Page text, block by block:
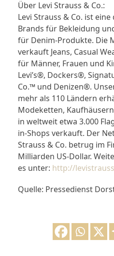
Über Levi Strauss & Co.:
Levi Strauss & Co. ist
Brands für Bekleidung
für Denim-Produkte. Die
verkauft Jeans, Casual
für Männer, Frauen und
Levi’s®, Dockers®,
Co.™ und Denizen®.
mehr als 110 Ländern
Modeketten,
in weltweit etwa 3.000
in-Shops verkauft. Der
Strauss & Co. betrug im
Milliarden US-Dollar.
es unter: http://
Quelle: Pressedienst